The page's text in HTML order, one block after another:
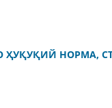
НОРМА,